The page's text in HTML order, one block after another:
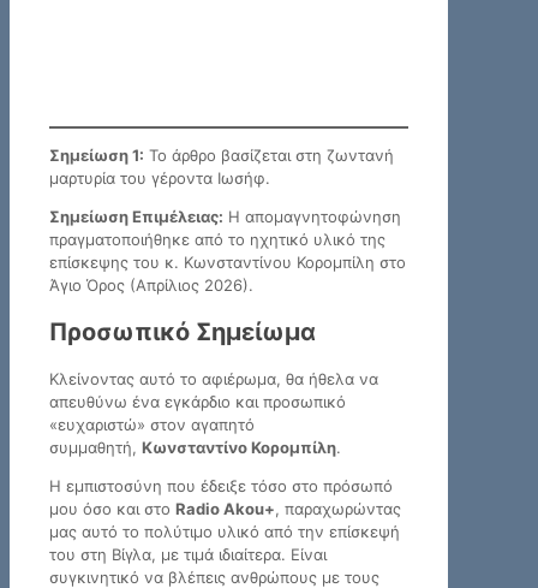
Σημείωση 1: Το άρθρο βασίζεται στη ζωντανή
μαρτυρία του γέροντα Ιωσήφ.
Σημείωση Επιμέλειας: Η απομαγνητοφώνηση
πραγματοποιήθηκε από το ηχητικό υλικό της
επίσκεψης του κ. Κωνσταντίνου Κορομπίλη στο
Άγιο Όρος (Απρίλιος 2026).
Προσωπικό Σημείωμα
Κλείνοντας αυτό το αφιέρωμα, θα ήθελα να
απευθύνω ένα εγκάρδιο και προσωπικό
«ευχαριστώ» στον αγαπητό
συμμαθητή, Κωνσταντίνο Κορομπίλη.
Η εμπιστοσύνη που έδειξε τόσο στο πρόσωπό
μου όσο και στο Radio Akou+, παραχωρώντας
μας αυτό το πολύτιμο υλικό από την επίσκεψή
του στη Βίγλα, με τιμά ιδιαίτερα. Είναι
συγκινητικό να βλέπεις ανθρώπους με τους